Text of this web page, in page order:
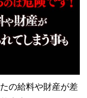
の給料や財産が差